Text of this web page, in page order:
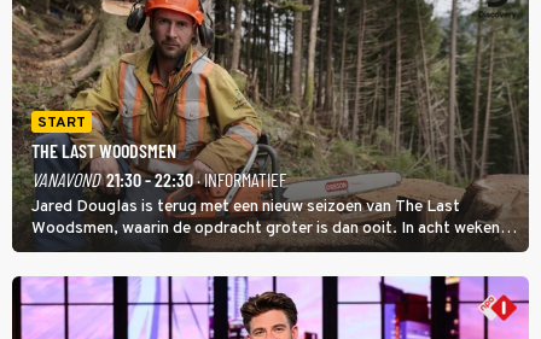
START
THE LAST WOODSMEN
VANAVOND 21:30 - 22:30· INFORMATIEF
Jared Douglas is terug met een nieuw seizoen van The Last
Woodsmen, waarin de opdracht groter is dan ooit. In acht weken
tijd probeert hij een miljoen dollar bij elkaar te vergaren om de
toekomst van het houthakkersbedrijf te verzekeren.